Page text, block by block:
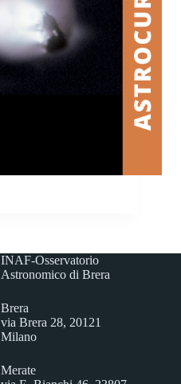
INAF-Osservatorio
Astronomico di Brera
Brera
via Brera 28, 20121
Milano
Merate